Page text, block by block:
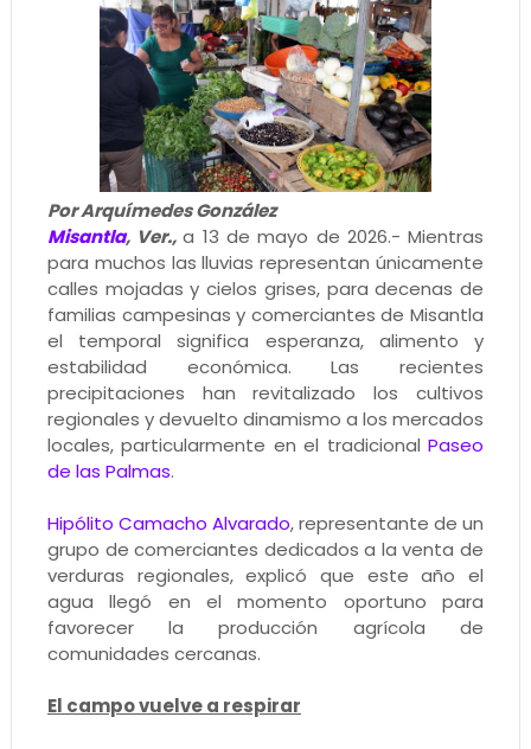
Por Arquímedes González
Misantla, Ver.,a 13 de mayo de 2026.- Mientras
para muchos las lluvias representan únicamente
calles mojadas y cielos grises, para decenas de
familias campesinas y comerciantes de Misantla
el temporal significa esperanza, alimento y
estabilidad económica. Las recientes
precipitaciones han revitalizado los cultivos
regionales y devuelto dinamismo a los mercados
locales, particularmente en el tradicionalPaseo
de las Palmas.
Hipólito Camacho Alvarado, representante de un
grupo de comerciantes dedicados a la venta de
verduras regionales, explicó que este año el
agua llegó en el momento oportuno para
favorecer la producción agrícola de
comunidades cercanas.
El campo vuelve a respirar